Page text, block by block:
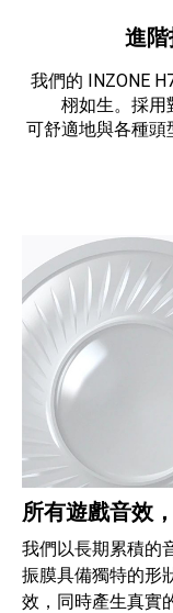
進
我們的 INZONE
栩如生。採用
可舒適地與各種頭
所有遊戲音效
我們以長期累積的
振膜具備獨特的形
效，同時產生真實